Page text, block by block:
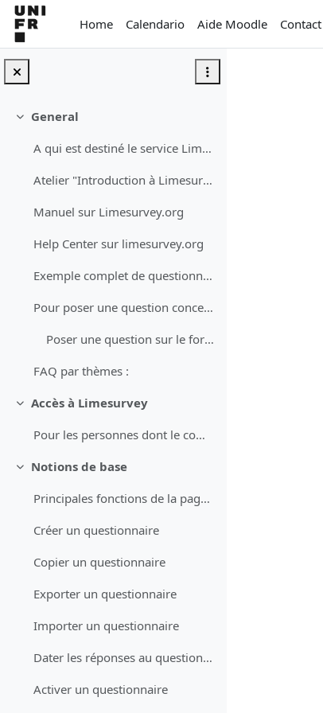
Vai al contenuto principale
Home
Calendario Aide Moodle Contact
Minimizza
General
A qui est destiné le service Limesurvey UniFR ?
Atelier "Introduction à Limesurvey" (04.10.2022 - 57 min)
Manuel sur Limesurvey.org
Help Center sur limesurvey.org
Exemple complet de questionnaire (EN/FR/DE)
Pour poser une question concernant survey.unifr.ch...
Poser une question sur le forum
FAQ par thèmes :
Minimizza
Accès à Limesurvey
Pour les personnes dont le compte a été activé par DIT-ER et qui ne sont pas de l'Université de Fribourg
Minimizza
Notions de base
Principales fonctions de la page d'accueil
Créer un questionnaire
Copier un questionnaire
Exporter un questionnaire
Importer un questionnaire
Dater les réponses au questionnaire
Activer un questionnaire